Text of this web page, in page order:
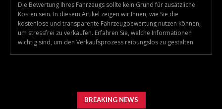
Die Bewertung Ihres Fahrzeugs sollte kein Grund für zusätzliche
Kosten sein. In diesem Artikel zeigen wir Ihnen, wie Sie die
kostenlose und transparente Fahrzeugbewertung nutzen können,
um stressfrei zu verkaufen. Erfahren Sie, welche Informationen
wichtig sind, um den Verkaufsprozess reibungslos zu gestalten.
BREAKING NEWS